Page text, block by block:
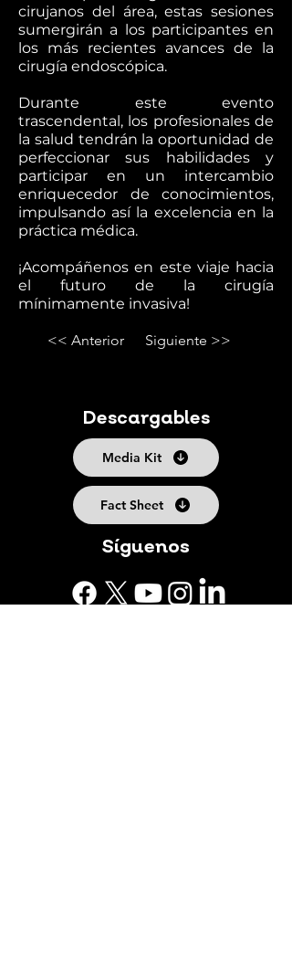
cirujanos del área, estas sesiones
sumergirán a los participantes en
los más recientes avances de la
cirugía endoscópica.
Durante este evento
trascendental, los profesionales de
la salud tendrán la oportunidad de
perfeccionar sus habilidades y
participar en un intercambio
enriquecedor de conocimientos,
impulsando así la excelencia en la
práctica médica.
¡Acompáñenos en este viaje hacia
el futuro de la cirugía
mínimamente invasiva!
<< Anterior Siguiente >>
Descargables
Media Kit
Fact Sheet
Síguenos